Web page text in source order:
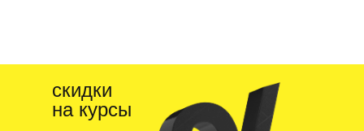
cкидки
на курсы